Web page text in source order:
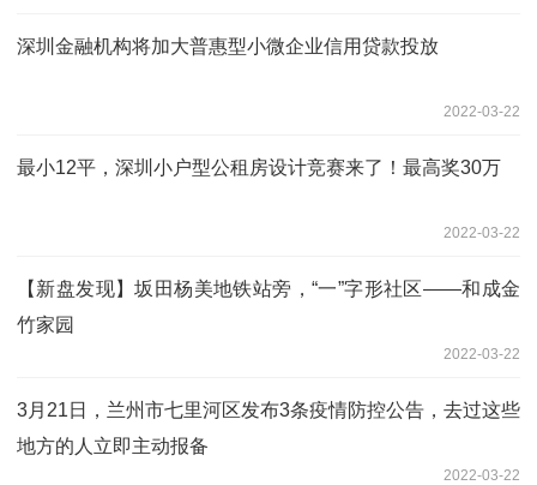
深圳金融机构将加大普惠型小微企业信用贷款投放
2022-03-22
最小12平，深圳小户型公租房设计竞赛来了！最高奖30万
2022-03-22
【新盘发现】坂田杨美地铁站旁，“一”字形社区——和成金
竹家园
2022-03-22
3月21日，兰州市七里河区发布3条疫情防控公告，去过这些
地方的人立即主动报备
2022-03-22